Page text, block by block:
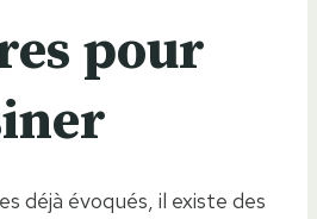
pour
déjà évoqués, il existe des